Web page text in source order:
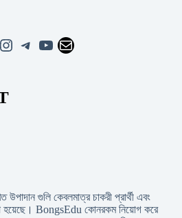
Instagram
Telegram
YouTube
Mail
উপাদান গুলি কেবলমাত্র চাকরী প্রার্থী এবং
হয়েছে। BongsEdu কোনরকম নিয়োগ করে